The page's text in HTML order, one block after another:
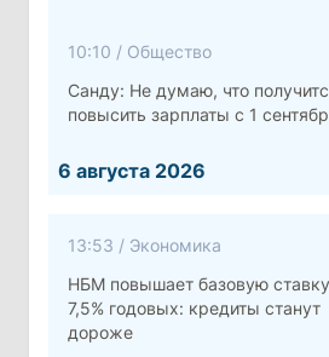
10:10 / Общество
Санду: Не думаю, что
повысить зарплаты с 1
6 августа 2026
13:53 / Экономика
НБМ повышает базовую
7,5% годовых: кредиты станут
дороже